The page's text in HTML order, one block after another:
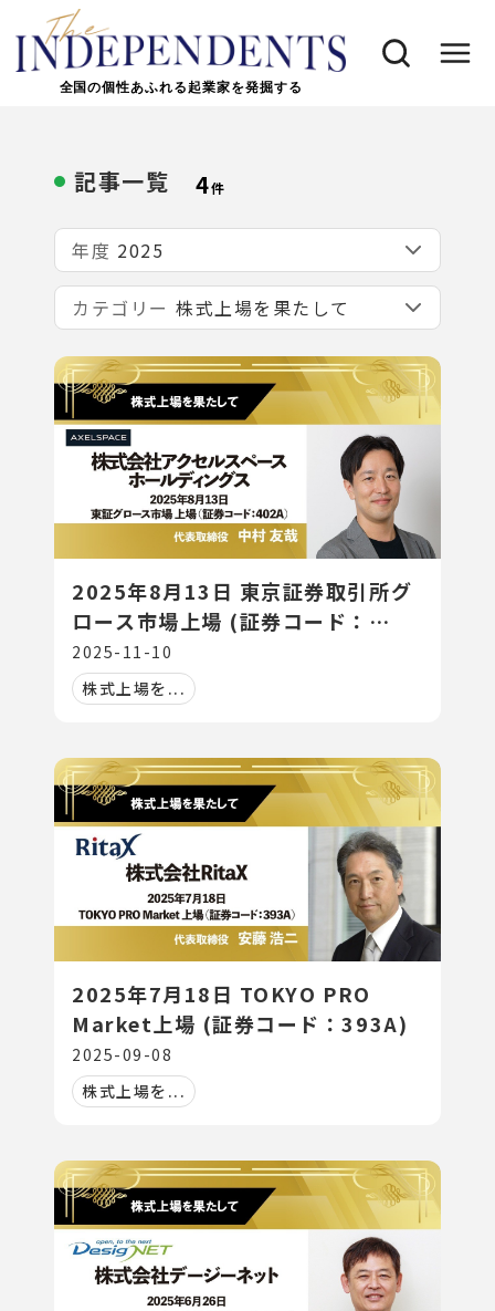
全国の個性あふれる起業家を発掘する
記事一覧 4件
年度
カテゴリー
2025年8月13日 東京証券取引所グ
ロース市場上場 (証券コード：
402A)
2025-11-10
株式上場を...
2025年7月18日 TOKYO PRO
Market上場 (証券コード：393A)
2025-09-08
株式上場を...